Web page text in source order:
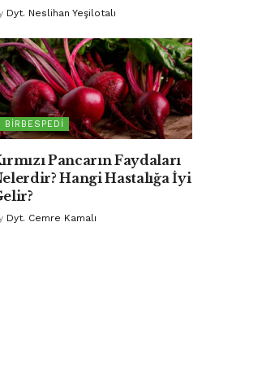
Dyt. Neslihan Yeşilotalı
BIRBESPEDI
Pancarın Faydaları
Hangi Hastalığa İyi
Dyt. Cemre Kamalı